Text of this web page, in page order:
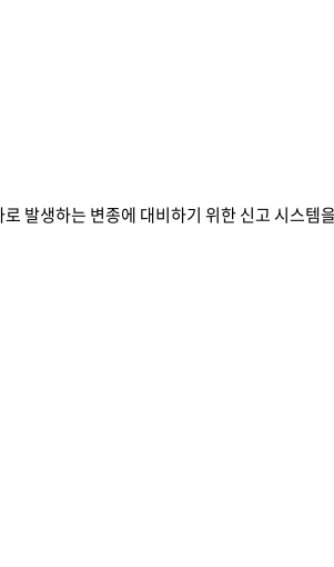
발생하는 변종에 대비하기 위한 신고 시스템